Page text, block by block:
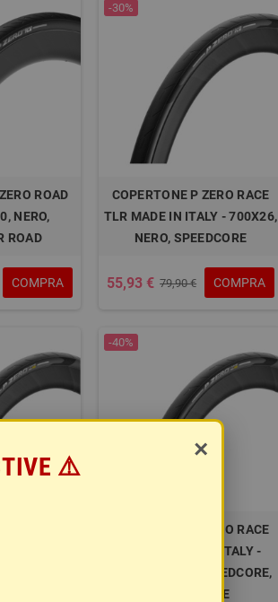
ROAD
NERO,
ROAD
COMPRA
-30%
COPERTONE P ZERO RACE
TLR MADE IN ITALY - 700X26,
NERO, SPEEDCORE
55,93 € 79,90 € COMPRA
RACE
-40%
COPERTONE P ZERO RACE
TLR RS MADE IN ITALY -
700X28 NERO, SPEEDCORE,
PIEGHEVOLE
×
⚠️